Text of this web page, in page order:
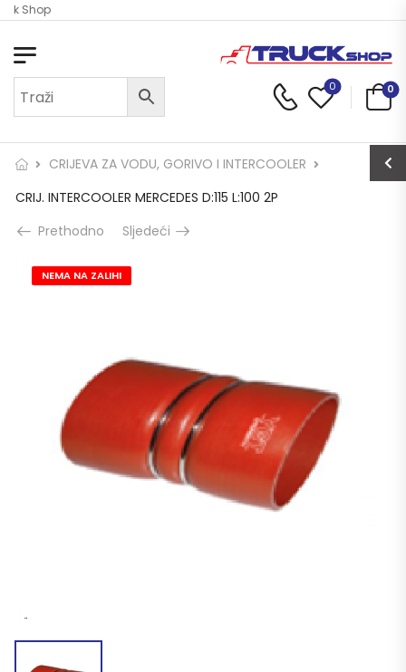
Shop
0 0
CRIJEVA ZA VODU, GORIVO I INTERCOOLER
CRIJ. INTERCOOLER MERCEDES D:115 L:100 2P
Prethodno
Sljedeći
NEMA NA ZALIHI